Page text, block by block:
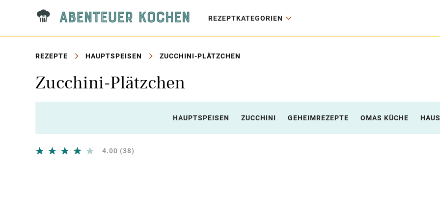
REZEPTKATEGORIEN
REZEPTE HAUPTSPEISEN ZUCCHINI-PLÄTZCHEN
Zucchini-Plätzchen
HAUPTSPEISEN ZUCCHINI GEHEIMREZEPTE OMAS KÜCHE
4.00 (38)